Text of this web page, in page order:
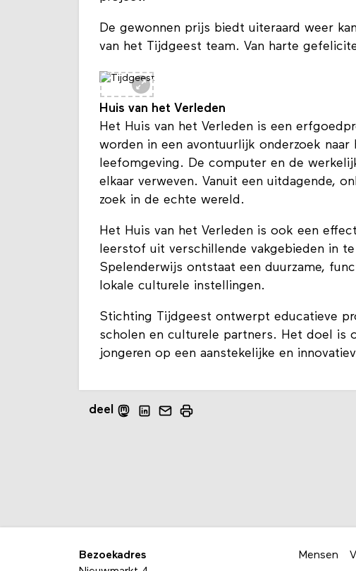
De gewonnen prijs biedt uiteraard weer
van het Tijdgeest team. Van harte
Huis van het Verleden
Het Huis van het Verleden is een
worden in een avontuurlijk onderzoek naar
leefomgeving. De computer en de
elkaar verweven. Vanuit een uitdagende,
zoek in de echte wereld.
Het Huis van het Verleden is ook een
leerstof uit verschillende vakgebieden in
Spelenderwijs ontstaat een duurzame,
lokale culturele instellingen.
Stichting Tijdgeest ontwerpt educatieve
scholen en culturele partners. Het doel is
jongeren op een aanstekelijke en
deel
Bezoekadres
Mensen